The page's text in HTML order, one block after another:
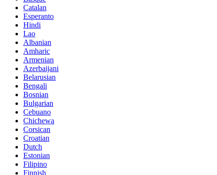
Catalan
Esperanto
Hindi
Lao
Albanian
Amharic
Armenian
Azerbaijani
Belarusian
Bengali
Bosnian
Bulgarian
Cebuano
Chichewa
Corsican
Croatian
Dutch
Estonian
Filipino
Finnish